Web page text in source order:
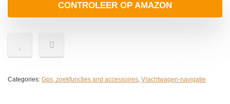
CONTROLEER OP AMAZON
Categories: Gps, zoekfuncties and accessoires, Vrachtwagen-navigatie